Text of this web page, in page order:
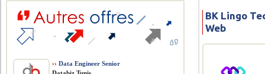
BK Lingo
Web
›› Data Engineer Senior